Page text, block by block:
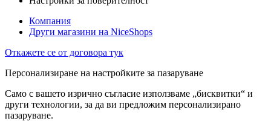
Компания
Други магазини на NiceShops
Откажете се от договора тук
Персонализиране на настройките за пазаруване
Само с вашето изрично съгласие използваме „бисквитки“ и
други технологии, за да ви предложим персонализирано
пазаруване.